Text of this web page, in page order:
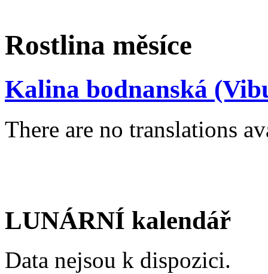
Rostlina měsíce
Kalina bodnanská
There are no translations
LUNÁRNÍ kalendář
Data nejsou k dispozici.